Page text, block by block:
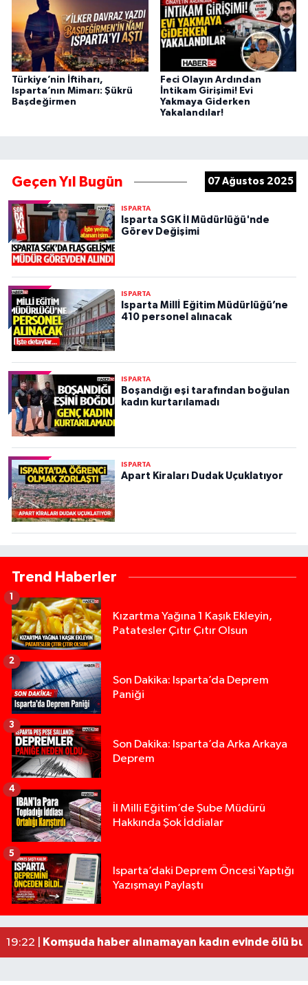
Türkiye’nin İftiharı,
Isparta’nın Mimarı: Şükrü
Başdeğirmen
Feci Olayın Ardından
İntikam Girişimi! Evi
Yakmaya Giderken
Yakalandılar!
Geçen Yıl Bugün 07 Ağustos 2025
ISPARTA
Isparta SGK İl Müdürlüğü'nde
Görev Değişimi
ISPARTA
Isparta Millİ Eğitim Müdürlüğü’ne
410 personel alınacak
ISPARTA
Boşandığı eşi tarafından boğulan
kadın kurtarılamadı
ISPARTA
Apart Kiraları Dudak Uçuklatıyor
Trend Haberler
Kızartma Yağına 1 Kaşık Ekleyin,
Patatesler Çıtır Çıtır Olsun
Son Dakika: Isparta’da Deprem
Paniği
2
Son Dakika: Isparta’da Arka Arkaya
Deprem
3
İl Milli Eğitim’de Şube Müdürü
Hakkında Şok İddialar
4
Isparta’daki Deprem Öncesi Yaptığı
Yazışmayı Paylaştı
5
13:00 |Yığılca'da kardeşler arasındaki silahlı kavgada
12:48 |Tur teknesi çalışanlarının birbirine girdiği kavga
02:26 |MOTOSİKLETLE ÇARPIŞAN OTOMOBİL GÜL
19:22 |
Komşuda haber alınamayan kadın evinde ölü